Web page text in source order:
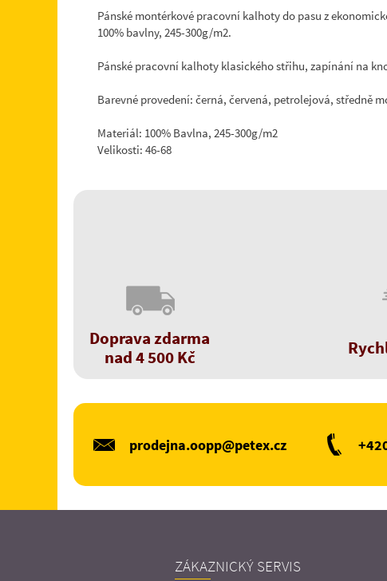
Pánské montérkové pracovní kalhoty do pasu z
100% bavlny, 245-300g/m2.
Pánské pracovní kalhoty klasického střihu, zapínání na
Barevné provedení: černá, červená, petrolejová, středně
Materiál: 100% Bavlna, 245-300g/m2
Velikosti: 46-68
Doprava zdarma
nad 4 500 Kč
prodejna.oopp@petex.cz
ZÁKAZNICKÝ SERVIS